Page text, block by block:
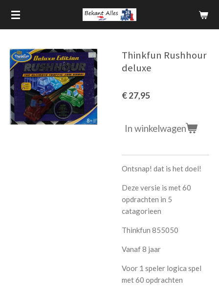
Ga
direct
hoofdinhoud
Thinkfun Rushhour
deluxe
€ 27,95
In winkelwagen
Ontsnap! dat is het doel!
Deze versie is met 60
opdrachten in 5
catagorieen
Thinkfun 855050
Vanaf 8 jaar
Voor 1 speler logica spel
met 60 opdrachten